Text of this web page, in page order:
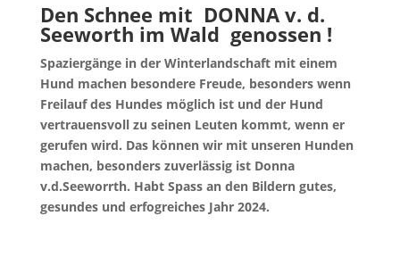
Den Schnee mit DONNA v. d.
Seeworth im Wald genossen !
Spaziergänge in der Winterlandschaft mit einem
Hund machen besondere Freude, besonders wenn
Freilauf des Hundes möglich ist und der Hund
vertrauensvoll zu seinen Leuten kommt, wenn er
gerufen wird. Das können wir mit unseren Hunden
machen, besonders zuverlässig ist Donna
v.d.Seeworrth. Habt Spass an den Bildern gutes,
gesundes und erfogreiches Jahr 2024.